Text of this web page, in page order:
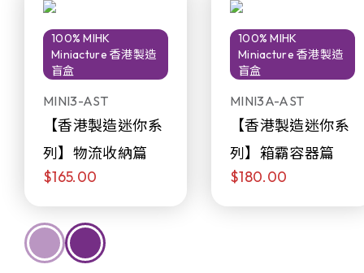
100% MIHK
Miniacture 香港製造
盲盒
MINI3-AST
【香港製造迷你系
列】物流收納篇
$165.00
100% MIHK
Miniacture 香港製造
盲盒
MINI3A-AST
【香港製造迷你系
列】箱霸容器篇
$180.00